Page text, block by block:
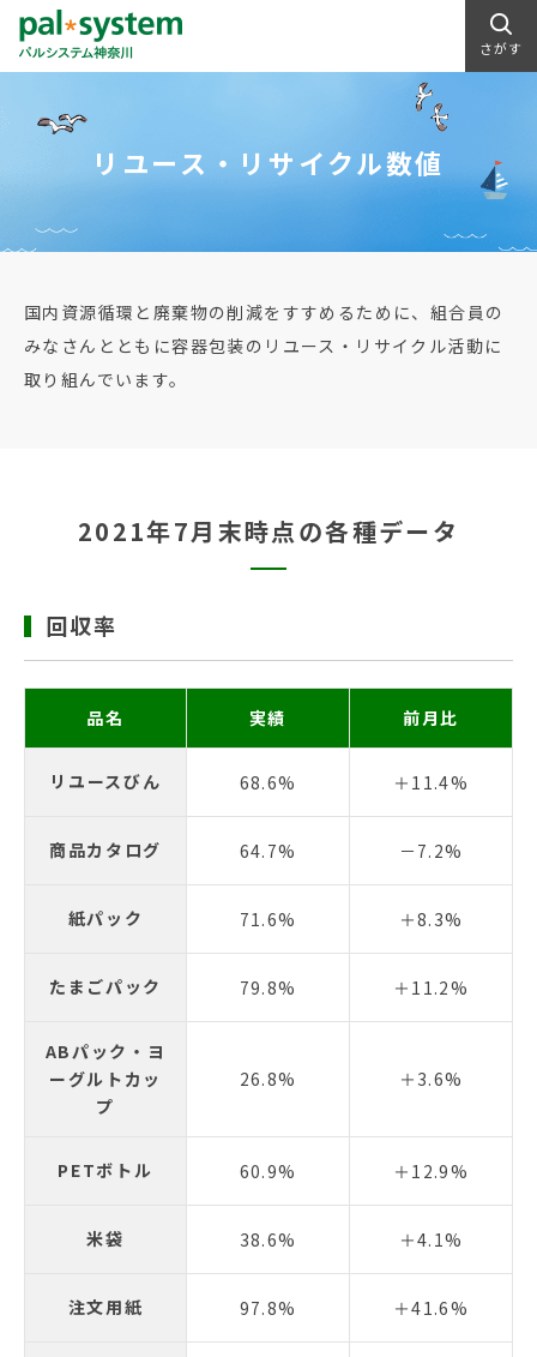
さがす
リユース・リサイクル数値
国内資源循環と廃棄物の削減をすすめるために、組合員の
みなさんとともに容器包装のリユース・リサイクル活動に
取り組んでいます。
2021年7月末時点の各種データ
回収率
品名 実績 前月比
リユースびん 68.6% ＋11.4%
商品カタログ 64.7% －7.2%
紙パック 71.6% ＋8.3%
たまごパック 79.8% ＋11.2%
ABパック・ヨ
ーグルトカッ
プ
26.8% ＋3.6%
PETボトル 60.9% ＋12.9%
米袋 38.6% ＋4.1%
注文用紙 97.8% ＋41.6%